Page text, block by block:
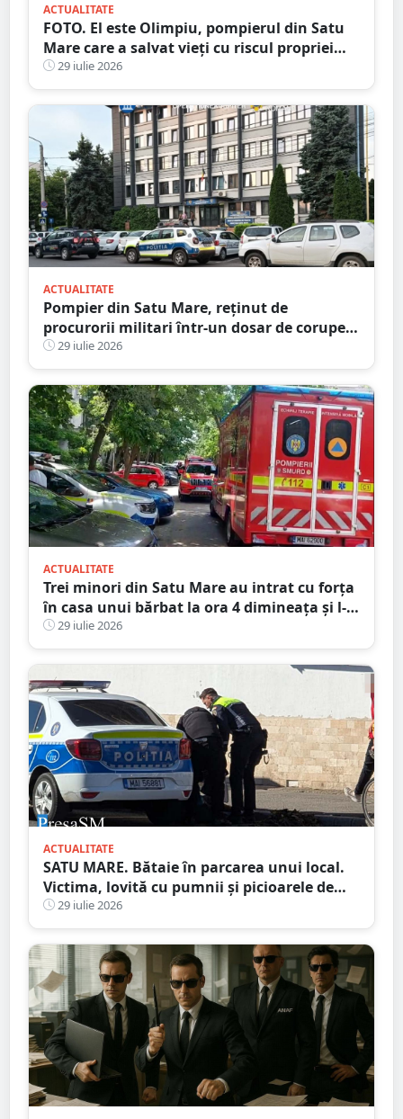
ACTUALITATE
FOTO. El este Olimpiu, pompierul din Satu
Mare care a salvat vieți cu riscul propriei
vieți29 iulie 2026
ACTUALITATE
Pompier din Satu Mare, reținut de
procurorii militari într-un dosar de corupere
sexuală a minorilor. Este și antrenor la un
club sportiv
29 iulie 2026
ACTUALITATE
Trei minori din Satu Mare au intrat cu forța
în casa unui bărbat la ora 4 dimineața și l-
au bătut
29 iulie 2026
ACTUALITATE
SATU MARE. Bătaie în parcarea unui local.
Victima, lovită cu pumnii și picioarele de
trei agresori
29 iulie 2026